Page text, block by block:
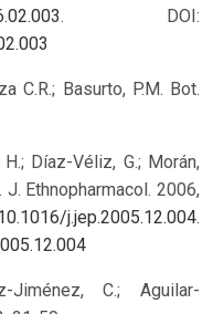
. DOI:
C.R.; Basurto, P.M. Bot.
Díaz-Véliz, G.; Morán,
Ethnopharmacol. 2006,
j.jep.2005.12.004.
Jiménez, C.; Aguilar-